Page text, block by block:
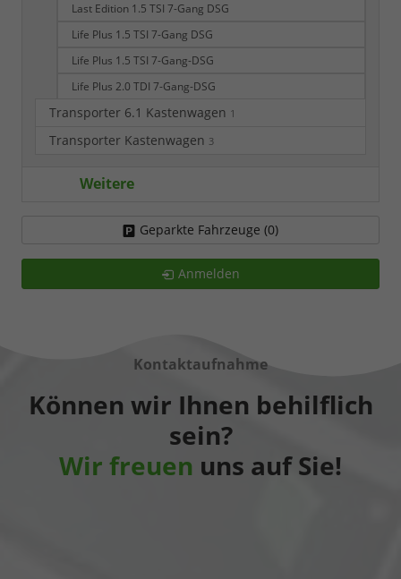
Last Edition 1.5 TSI 7-Gang DSG
Life Plus 1.5 TSI 7-Gang DSG
Life Plus 1.5 TSI 7-Gang-DSG
Life Plus 2.0 TDI 7-Gang-DSG
Transporter 6.1 Kastenwagen 1
Transporter Kastenwagen 3
Weitere
Geparkte Fahrzeuge (0)
Anmelden
Kontaktaufnahme
Können wir Ihnen behilflich
sein?
Wir freuen uns auf Sie!